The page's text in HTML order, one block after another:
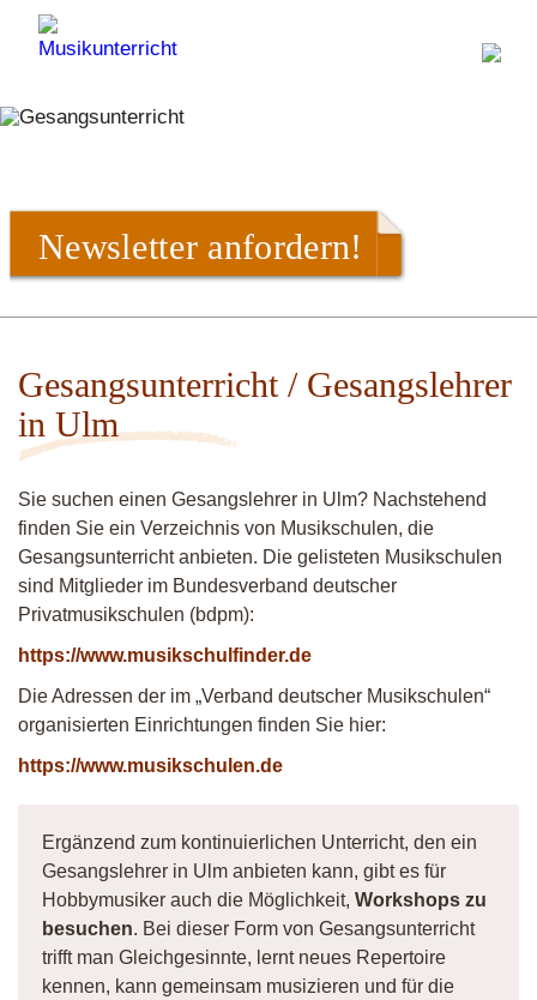
Newsletter anfordern!
Gesangsunterricht / Gesangslehrer
in Ulm
Sie suchen einen Gesangslehrer in Ulm? Nachstehend
finden Sie ein Verzeichnis von Musikschulen, die
Gesangsunterricht anbieten. Die gelisteten Musikschulen
sind Mitglieder im Bundesverband deutscher
Privatmusikschulen (bdpm):
https://www.musikschulfinder.de
Die Adressen der im „Verband deutscher Musikschulen“
organisierten Einrichtungen finden Sie hier:
https://www.musikschulen.de
Ergänzend zum kontinuierlichen Unterricht, den ein
Gesangslehrer in Ulm anbieten kann, gibt es für
Hobbymusiker auch die Möglichkeit, Workshops zu
besuchen. Bei dieser Form von Gesangsunterricht
trifft man Gleichgesinnte, lernt neues Repertoire
kennen, kann gemeinsam musizieren und für die